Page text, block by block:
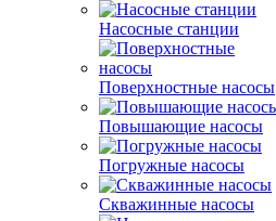
Насосные станции
Поверхностные насосы
Повышающие насосы
Погружные насосы
Скважинные насосы